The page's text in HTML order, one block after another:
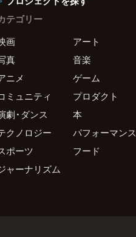
テゴリー
画
アート
真
音楽
ニメ
ゲーム
ミュニティ
プロダクト
劇・ダンス
本
クノロジー
パフォーマンス
ポーツ
フード
ャーナリズム